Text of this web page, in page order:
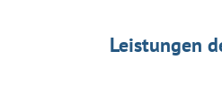
Leistungen